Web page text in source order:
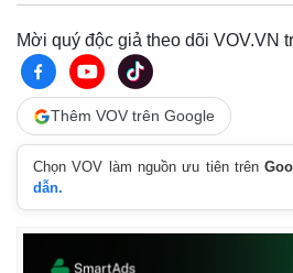
Thế giới
Mời quý độc giả theo dõi VOV.VN
Thêm VOV trên Google
Chọn VOV làm nguồn ưu tiên trên
dẫn.